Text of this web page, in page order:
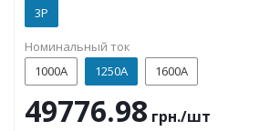
3P
Номинальный ток
1000А
1250А 1600А
49776.98 грн./шт